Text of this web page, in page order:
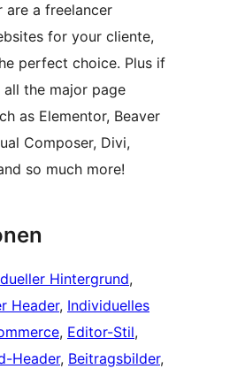
are a freelancer
for your cliente,
perfect choice. Plus if
the major page
as Elementor, Beaver
Composer, Divi,
so much more!
Hintergrund
Header, Individuelles
, Editor-Stil
Header, Beitragsbilder